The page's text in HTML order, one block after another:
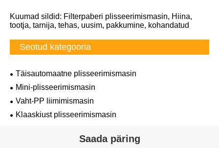
Kuumad sildid: Filterpaberi plisseerimismasin, Hiina,
tootja, tarnija, tehas, uusim, pakkumine, kohandatud
Seotud kategooria
Täisautomaatne plisseerimismasin
Mini-plisseerimismasin
Vaht-PP liimimismasin
Klaaskiust plisseerimismasin
Saada päring